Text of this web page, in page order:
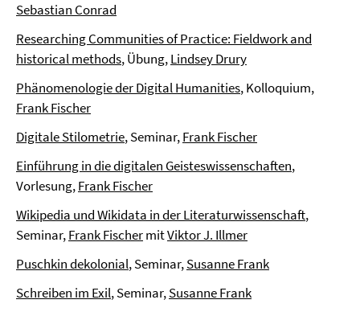
Sebastian Conrad
Researching Communities of Practice: Fieldwork and
historical methods, Übung,Lindsey Drury
Phänomenologie der Digital Humanities, Kolloquium,
Frank Fischer
Digitale Stilometrie, Seminar,Frank Fischer
Einführung in die digitalen Geisteswissenschaften,
Vorlesung,Frank Fischer
Wikipedia und Wikidata in der Literaturwissenschaft,
Seminar,Frank FischermitViktor J. Illmer
Puschkin dekolonial, Seminar,Susanne Frank
Schreiben im Exil, Seminar,Susanne Frank